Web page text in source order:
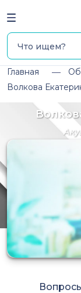
Главная
Волкова